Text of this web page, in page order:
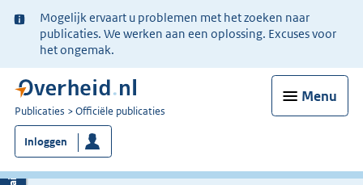
Ter
informatie:
Mogelijk ervaart u problemen met het zoeken naar
publicaties. We werken aan een oplossing. Excuses voor
het ongemak.
Menu
U
bent
nu
hier:
Publicaties Officiële publicaties
Inloggen